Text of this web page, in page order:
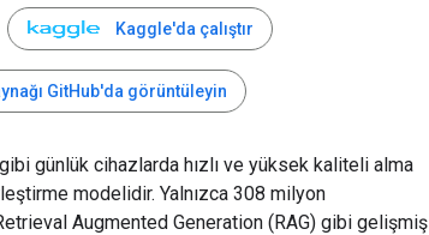
Kaggle'da çalıştır
GitHub'da görüntüleyin
günlük cihazlarda hızlı ve yüksek kaliteli alma
modelidir. Yalnızca 308 milyon
Augmented Generation (RAG) gibi gelişmiş